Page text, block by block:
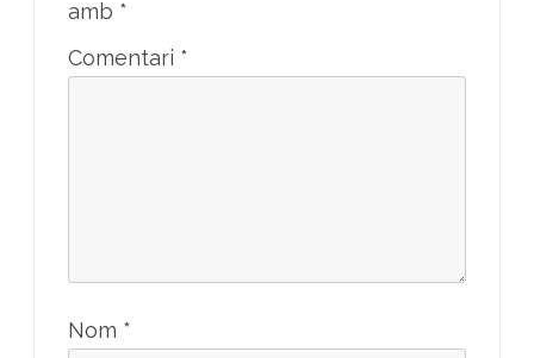
amb *
Comentari *
Nom *